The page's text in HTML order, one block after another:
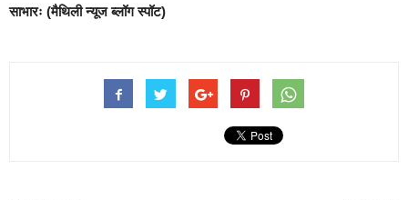
साभारः (मैथिली न्यूजब्लॉग स्पॉट)